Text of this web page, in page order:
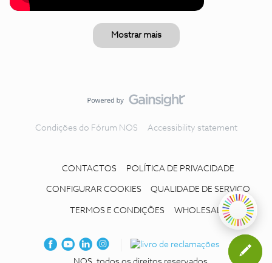
Mostrar mais
Condições do Fórum NOS Accessibility statement
CONTACTOS POLÍTICA DE PRIVACIDADE
CONFIGURAR COOKIES QUALIDADE DE SERVIÇO
TERMOS E CONDIÇÕES WHOLESALE